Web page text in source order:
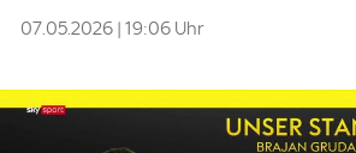
07.05.2026 | 19:06 Uhr